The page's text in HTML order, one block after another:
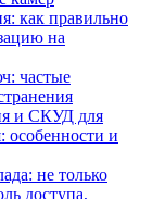
как правильно
на
частые
и СКУД для
особенности и
не только
доступа,